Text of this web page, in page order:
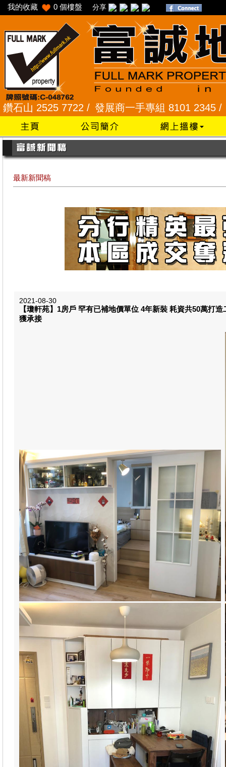
我的收藏 0 個樓盤 分享
/發展商一手專組 8101 2345 /采頣花園
最新新聞稿
2021-08-30
【瓊軒苑】1房戶 罕有已補地價單位 4年新裝 耗資共50萬打
獲承接